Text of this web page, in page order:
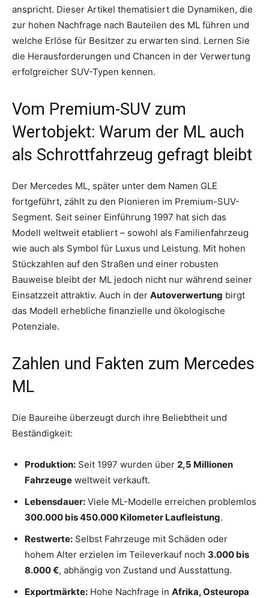
anspricht. Dieser Artikel thematisiert die Dynamiken, die
zur hohen Nachfrage nach Bauteilen des ML führen und
welche Erlöse für Besitzer zu erwarten sind. Lernen Sie
die Herausforderungen und Chancen in der Verwertung
erfolgreicher SUV-Typen kennen.
Vom Premium-SUV zum
Wertobjekt: Warum der ML auch
als Schrottfahrzeug gefragt bleibt
Der Mercedes ML, später unter dem Namen GLE
fortgeführt, zählt zu den Pionieren im Premium-SUV-
Segment. Seit seiner Einführung 1997 hat sich das
Modell weltweit etabliert – sowohl als Familienfahrzeug
wie auch als Symbol für Luxus und Leistung. Mit hohen
Stückzahlen auf den Straßen und einer robusten
Bauweise bleibt der ML jedoch nicht nur während seiner
Einsatzzeit attraktiv. Auch in der Autoverwertung birgt
das Modell erhebliche finanzielle und ökologische
Potenziale.
Zahlen und Fakten zum Mercedes
ML
Die Baureihe überzeugt durch ihre Beliebtheit und
Beständigkeit:
Produktion: Seit 1997 wurden über 2,5 Millionen
Fahrzeuge weltweit verkauft.
Lebensdauer: Viele ML-Modelle erreichen problemlos
300.000 bis 450.000 Kilometer Laufleistung.
Restwerte: Selbst Fahrzeuge mit Schäden oder
hohem Alter erzielen im Teileverkauf noch 3.000 bis
8.000 €, abhängig von Zustand und Ausstattung.
Exportmärkte: Hohe Nachfrage in Afrika, Osteuropa